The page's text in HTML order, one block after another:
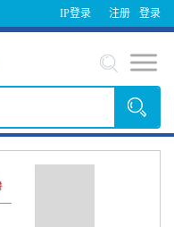
IP登录 登录
注册